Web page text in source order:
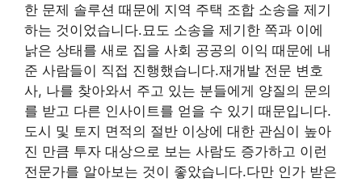
한 문제 솔루션 때문에 지역 주택 조합 소송을 제기
하는 것이었습니다.묘도 소송을 제기한 쪽과 이에
낡은 상태를 새로 집을 사회 공공의 이익 때문에 내
준 사람들이 직접 진행했습니다.재개발 전문 변호
사, 나를 찾아와서 주고 있는 분들에게 양질의 문의
를 받고 다른 인사이트를 얻을 수 있기 때문입니다.
도시 및 토지 면적의 절반 이상에 대한 관심이 높아
진 만큼 투자 대상으로 보는 사람도 증가하고 이런
전문가를 알아보는 것이 좋았습니다.다만 인가 받은